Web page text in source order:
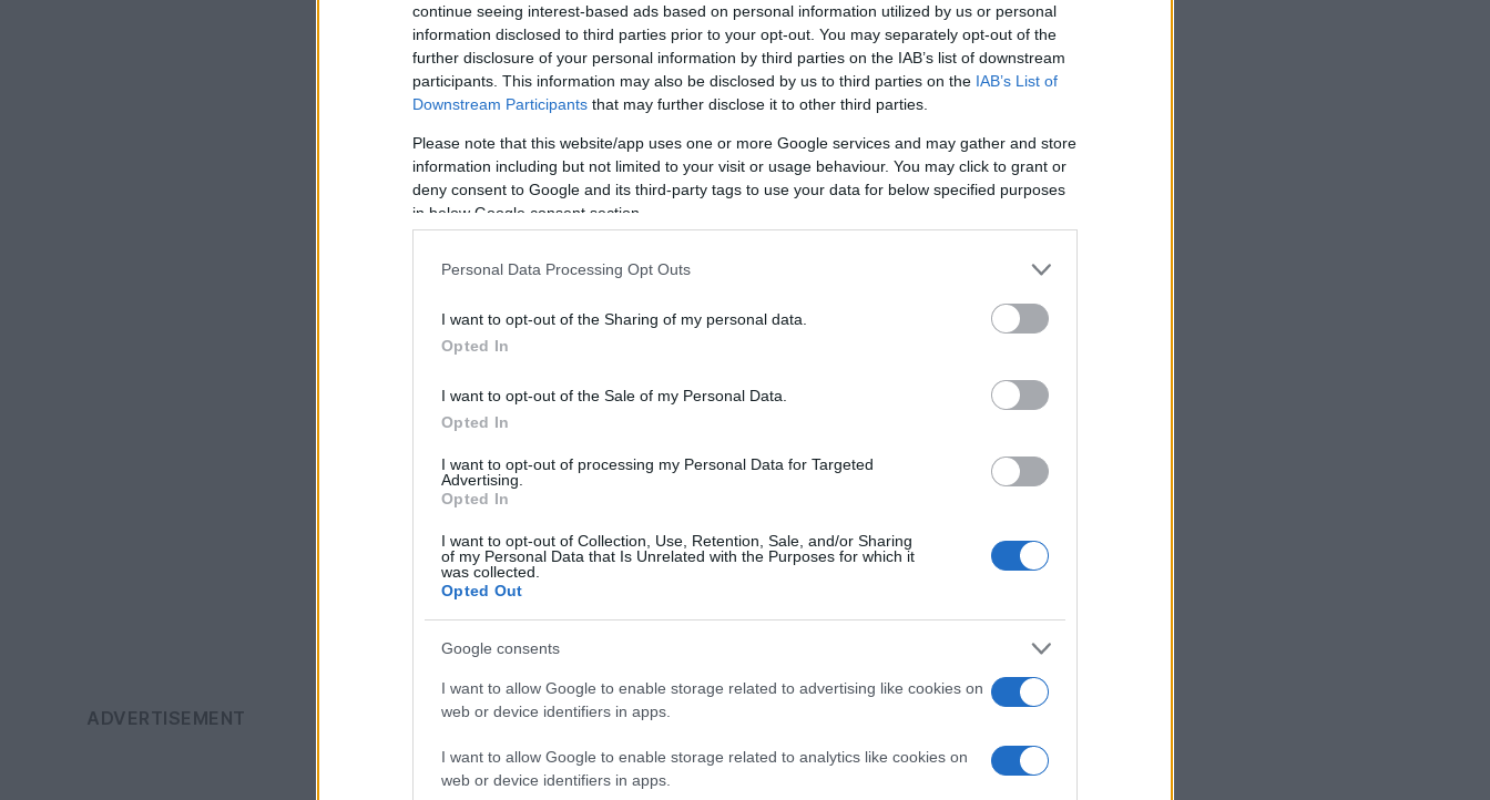
continue seeing interest-based ads based on personal information utilized by us or personal
information disclosed to third parties prior to your opt-out. You may separately opt-out of the
further disclosure of your personal information by third parties on the IAB’s list of downstream
participants. This information may also be disclosed by us to third parties on the IAB’s List of
Downstream Participants that may further disclose it to other third parties.
Please note that this website/app uses one or more Google services and may gather and store
information including but not limited to your visit or usage behaviour. You may click to grant or
deny consent to Google and its third-party tags to use your data for below specified purposes
in below Google consent section.
Personal Data Processing Opt Outs
I want to opt-out of the Sharing of my personal data.
Opted In
I want to opt-out of the Sale of my Personal Data.
Opted In
I want to opt-out of processing my Personal Data for Targeted
Advertising.
Opted In
I want to opt-out of Collection, Use, Retention, Sale, and/or Sharing
of my Personal Data that Is Unrelated with the Purposes for which it
was collected.
Opted Out
Google consents
I want to allow Google to enable storage related to advertising like cookies on
web or device identifiers in apps.
I want to allow Google to enable storage related to analytics like cookies on
web or device identifiers in apps.